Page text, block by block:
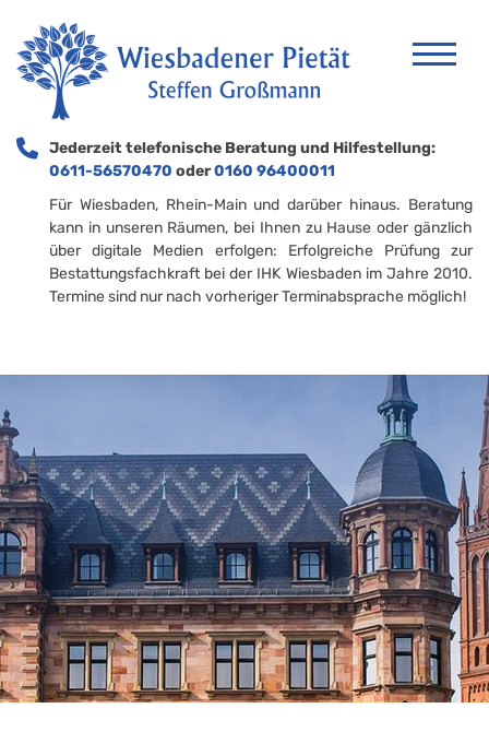
Jederzeit telefonische Beratung und Hilfestellung:
0611-56570470 oder0160 96400011
Für Wiesbaden, Rhein-Main und darüber hinaus. Beratung
kann in unseren Räumen, bei Ihnen zu Hause oder gänzlich
über digitale Medien erfolgen: Erfolgreiche Prüfung zur
Bestattungsfachkraft bei der IHK Wiesbaden im Jahre 2010.
Termine sind nur nach vorheriger Terminabsprache möglich!